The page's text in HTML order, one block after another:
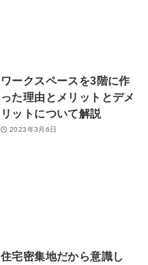
ワークスペースを3階に作
った理由とメリットとデメ
リットについて解説
2023年3月6日
住宅密集地だから意識し